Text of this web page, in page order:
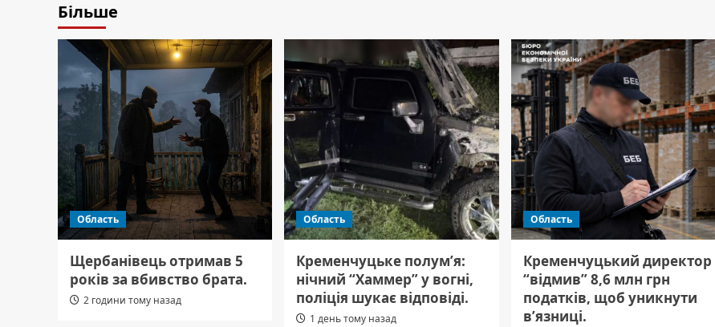
Більше
Область
Щербанівець отримав 5
років за вбивство брата.
2 години тому назад
Область
Кременчуцьке полум’я:
нічний “Хаммер” у вогні,
поліція шукає відповіді.
1 день тому назад
Область
Кременчуцький директор
“відмив” 8,6 млн грн
податків, щоб уникнути
в’язниці.